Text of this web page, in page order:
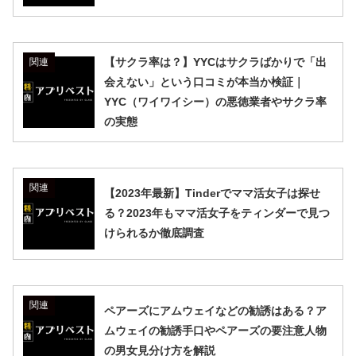
関連
【サクラ率は？】YYCはサクラばかりで「出
会えない」という口コミが本当か検証｜
YYC（ワイワイシー）の悪徳業者やサクラ率
の実態
関連
【2023年最新】Tinderでママ活女子は探せ
る？2023年もママ活女子をティンダーで見つ
けられるか徹底調査
関連
ペアーズにアムウェイなどの勧誘はある？ア
ムウェイの勧誘手口やペアーズの要注意人物
の男女見分け方を解説